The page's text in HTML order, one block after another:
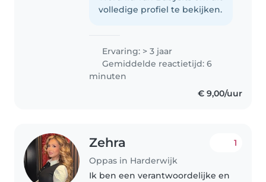
opleiding Onderwijsassistent, en
volledige profiel te bekijken.
Ervaring: > 3 jaar
Gemiddelde reactietijd: 6
minuten
€ 9,00/uur
Zehra
Oppas in Harderwijk
1
Ik ben een verantwoordelijke en